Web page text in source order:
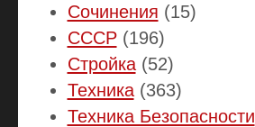
Сочинения (15)
СССР(196)
Стройка(52)
Техника(363)
Техника Безопасности